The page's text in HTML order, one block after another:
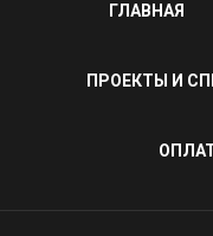
ГЛАВНАЯ
ПРОЕКТЫ И